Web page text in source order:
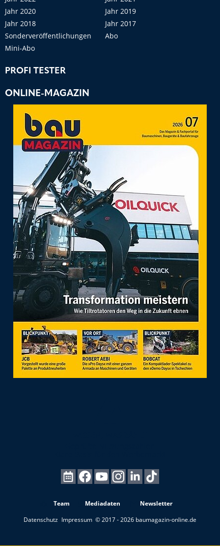
Jahr 2020
Jahr 2019
Jahr 2018
Jahr 2017
Sonderveröffentlichungen
Abo
Mini-Abo
PROFI TESTER
ONLINE-MAGAZIN
Team Mediadaten
Newsletter
Datenschutz Impressum © 2017 - 2026 baumagazin-online.de